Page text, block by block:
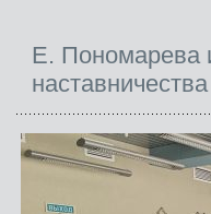
Е. Пономарева